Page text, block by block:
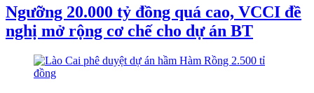
Ngưỡng 20.000 tỷ đồng quá cao, VCCI đề
nghị mở rộng cơ chế cho dự án BT